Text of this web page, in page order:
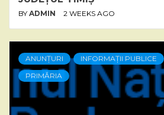
BY ADMIN 2 WEEKS AGO
ANUNȚURI INFORMAȚII PUBLICE
PRIMĂRIA